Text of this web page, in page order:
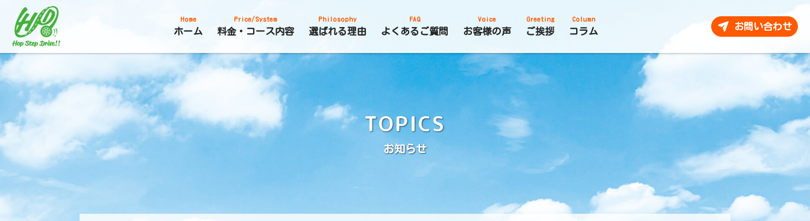
Home
ホーム
Price/System
料金・コース内容
Philosophy
選ばれる理由
FAQ
よくあるご質問
Voice
お客様の声
Greeting
ご挨拶
Column
コラム お問い合わせ
TOPICS
お知らせ